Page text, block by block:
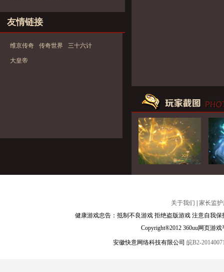
友情链接
维京传奇 传奇世界 三十六计
大皇帝
关于我们
家长监
健康游戏忠告：抵制不良游戏 拒绝盗版游戏 注意自我
Copyright®2012 360uu网页游
安徽快意网络科技有限公司 皖B2-